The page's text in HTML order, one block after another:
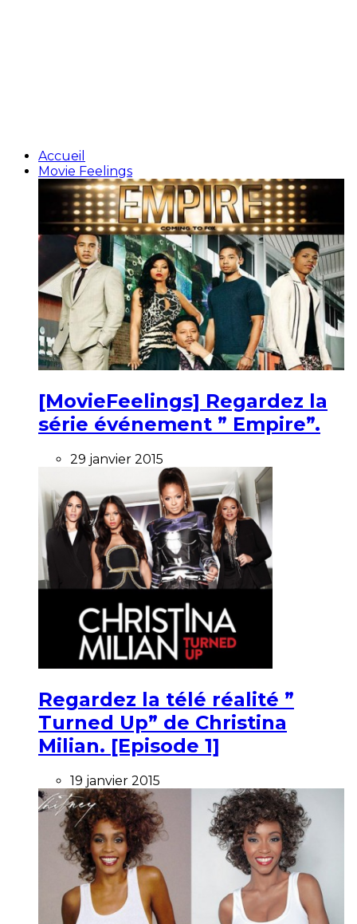
Accueil
Movie Feelings
[MovieFeelings] Regardez la
série événement ” Empire”.
29 janvier 2015
Regardez la télé réalité ”
Turned Up” de Christina
Milian. [Episode 1]
19 janvier 2015